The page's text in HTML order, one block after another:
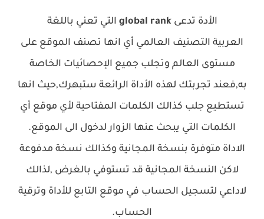
الأدة تدعىglobal rank التي تعني باللغة
العربية التصنيف العالمي أي انها تصنف الموقع على
مستوى العالم وتجلب جميع الإحصائيات الخاصة
به,فعند تجربتك لهذه الأداة الرائعة ستبهرك,حيث انها
تستطيع جلب كذالك الكلمات المفتاحية لأي موقع أي
الكلمات التي يبحث عنها الزوار لدخول الى الموقع.
الاداة متوفرة بنسخة المجانية وكذالك نسخة مدفوعة
لاكن النسخة المجانية قد تستوفي بالغرض ,لذالك
لاداعي لتسجيل الحساب في موقع التابع للأداة وترقية
الحساب.